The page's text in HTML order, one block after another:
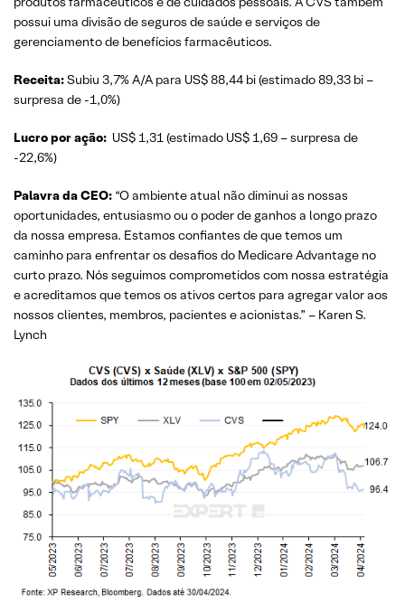
possui uma divisão de seguros de saúde e serviços de
gerenciamento de benefícios farmacêuticos.
Receita:Subiu 3,7% A/A para US$ 88,44 bi (estimado 89,33 bi –
surpresa de -1,0%)
Lucro por ação: US$ 1,31 (estimado US$ 1,69 – surpresa de
-22,6%)
Palavra da CEO: “O ambiente atual não diminui as nossas
oportunidades, entusiasmo ou o poder de ganhos a longo prazo
da nossa empresa. Estamos confiantes de que temos um
caminho para enfrentar os desafios do Medicare Advantage no
curto prazo. Nós seguimos comprometidos com nossa estratégia
e acreditamos que temos os ativos certos para agregar valor aos
nossos clientes, membros, pacientes e acionistas.” – Karen S.
Lynch